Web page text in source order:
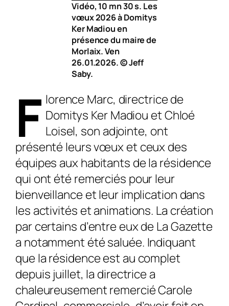
Vidéo, 10 mn 30 s. Les
vœux 2026 à Domitys
Ker Madiou en
présence du maire de
Morlaix. Ven
26.01.2026. © Jeff
Saby.
F lorence Marc, directrice de
Domitys Ker Madiou et Chloé
Loisel, son adjointe, ont
présenté leurs vœux et ceux des
équipes aux habitants de la résidence
qui ont été remer­ciés pour leur
bienveillance et leur implication dans
les activités et animations. La création
par certains d’entre eux de La Gazette
a notamment été saluée. Indiquant
que la résidence est au complet
depuis juillet, la directrice a
chaleureusement remercié Carole